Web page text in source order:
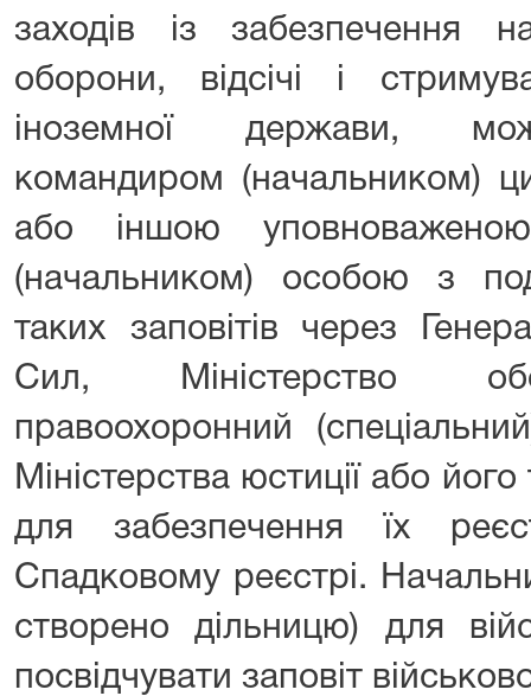
заходів із забезпечення
оборони, відсічі і
іноземної держави,
командиром (начальником)
або іншою
(начальником) особою з
таких заповітів через
Сил, Міністерство
правоохоронний
Міністерства юстиції або
для забезпечення їх
Спадковому реєстрі.
створено дільницю) для
посвідчувати заповіт